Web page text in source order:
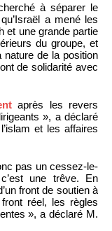
à séparer le
a mené les
et une grande partie
du groupe, et
nature de la position
de solidarité avec
après les revers
», a déclaré
et les affaires
pas un cessez-le-
une trêve. En
front de soutien à
réel, les règles
», a déclaré M.